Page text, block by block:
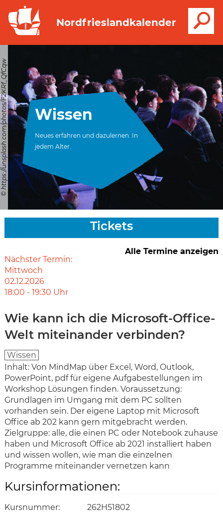
Nordfrieslandkalender
Wissen
Neues erfahren und dazulernen. In
jedem Alter.
© https://unsplash.com/photos/F2KRf_QfCqw
Nächster Termin:
Mittwoch
02.12.2026
18:00 - 19:30 Uhr
Alle Termine anzeigen
Wie kann ich die Microsoft-Office-
Welt miteinander verbinden?
Wissen
Inhalt: Von MindMap über Excel, Word, Outlook,
PowerPoint, pdf für eigene Aufgabestellungen im
Workshop Lösungen finden. Voraussetzung:
Grundlagen im Umgang mit dem PC sollten
vorhanden sein. Der eigene Laptop mit Microsoft
Office ab 202 kann gern mitgebracht werden.
Zielgruppe: alle, die einen PC oder Notebook zuhause
haben und Microsoft Office ab 2021 installiert haben
und wissen wollen, wie man die einzelnen
Programme miteinander vernetzen kann
Kursinformationen:
Kursnummer:
262H51802
Tickets